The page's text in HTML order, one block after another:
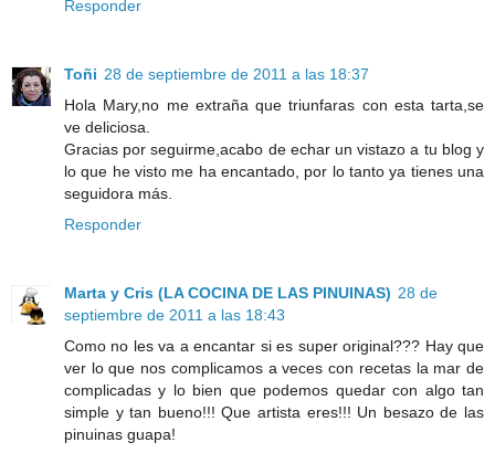
Responder
Toñi 28 de septiembre de 2011 a las 18:37
Hola Mary,no me extraña que triunfaras con esta tarta,se
ve deliciosa.
Gracias por seguirme,acabo de echar un vistazo a tu blog y
lo que he visto me ha encantado, por lo tanto ya tienes una
seguidora más.
Responder
Marta y Cris (LA COCINA DE LAS PINUINAS) 28 de
septiembre de 2011 a las 18:43
Como no les va a encantar si es super original??? Hay que
ver lo que nos complicamos a veces con recetas la mar de
complicadas y lo bien que podemos quedar con algo tan
simple y tan bueno!!! Que artista eres!!! Un besazo de las
pinuinas guapa!